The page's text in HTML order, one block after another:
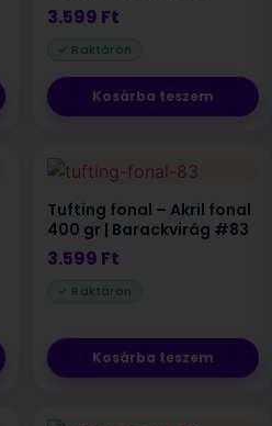
3.599 Ft
Kosárba teszem
Tufting fonal – Akril fonal
400 gr | Barackvirág #83
3.599 Ft
Kosárba teszem